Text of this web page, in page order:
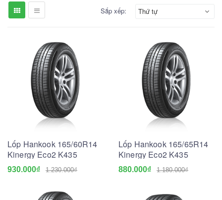
Sắp xếp: Thứ tự
Lốp Hankook 165/60R14
Kinergy Eco2 K435
930.000₫ 1.230.000₫
Lốp Hankook 165/65R14
Kinergy Eco2 K435
880.000₫ 1.180.000₫